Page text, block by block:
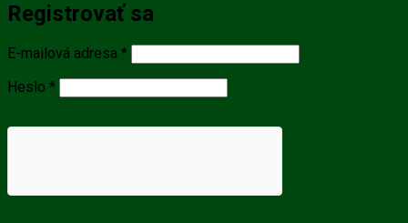
Registrovať sa
E-mailová adresa *Povinné
Heslo *Povinné